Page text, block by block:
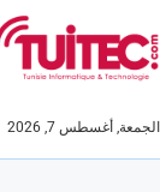
الجمعة, أغسطس 7, 2026